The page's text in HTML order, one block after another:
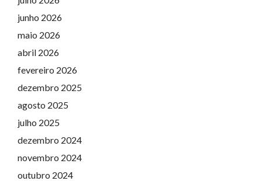
junho 2026
maio 2026
abril 2026
fevereiro 2026
dezembro 2025
agosto 2025
julho 2025
dezembro 2024
novembro 2024
outubro 2024